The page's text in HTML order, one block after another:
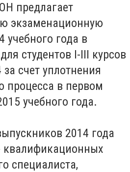
предлагает
экзаменационную
учебного года в
студентов I-III курсов
счет уплотнения
процесса в первом
учебного года.
2014 года
квалификационных
специалиста,